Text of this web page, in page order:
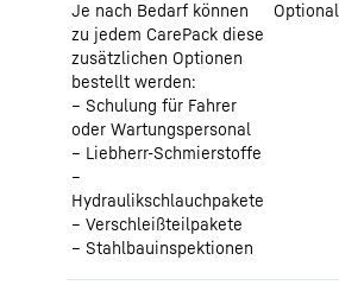
Je nach Bedarf können
zu jedem CarePack diese
zusätzlichen Optionen
bestellt werden:
Schulung für Fahrer
oder Wartungspersonal
Liebherr-Schmierstoffe
Hydraulikschlauchpakete
Verschleißteilpakete
Stahlbauinspektionen
Optional